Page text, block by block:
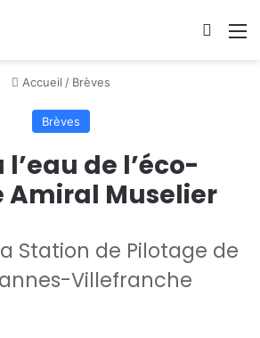
Accueil / Brèves
Brèves
l’eau de l’éco-
Amiral Muselier
Station de Pilotage de
Villefranche